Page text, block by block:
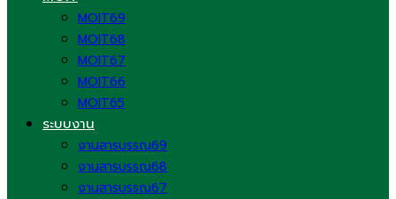
MOIT69
MOIT68
MOIT67
MOIT66
MOIT65
ระบบงาน
งานสารบรรณ69
งานสารบรรณ68
งานสารบรรณ67